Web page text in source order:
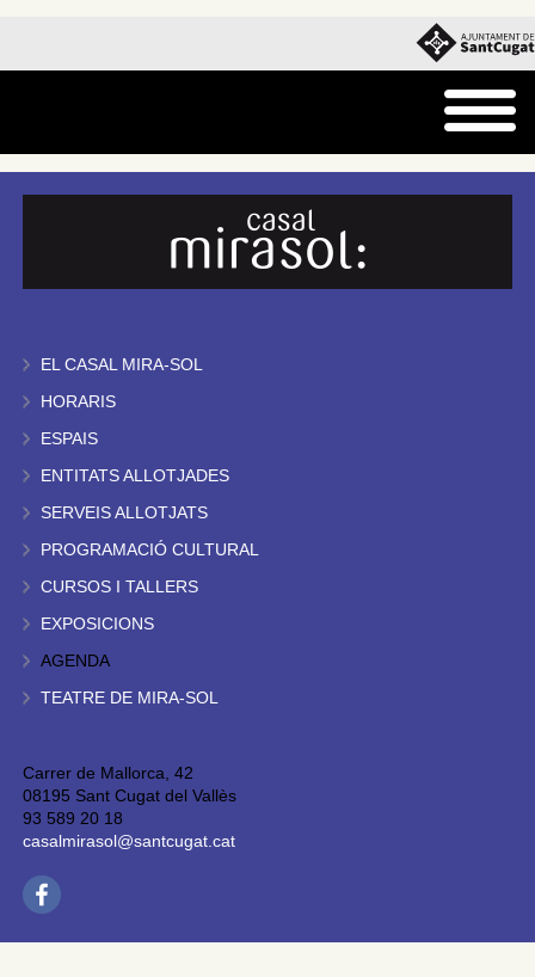
EL CASAL MIRA-SOL
HORARIS
ESPAIS
ENTITATS ALLOTJADES
SERVEIS ALLOTJATS
PROGRAMACIÓ CULTURAL
CURSOS I TALLERS
EXPOSICIONS
AGENDA
TEATRE DE MIRA-SOL
Carrer de Mallorca, 42
08195 Sant Cugat del Vallès
93 589 20 18
casalmirasol@santcugat.cat